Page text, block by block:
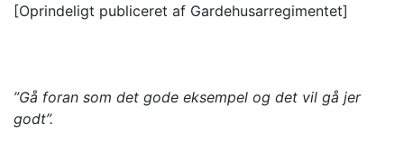
[Oprindeligt publiceret af Gardehusarregimentet]
”Gå foran som det gode eksempel og det vil gå jer
godt”.